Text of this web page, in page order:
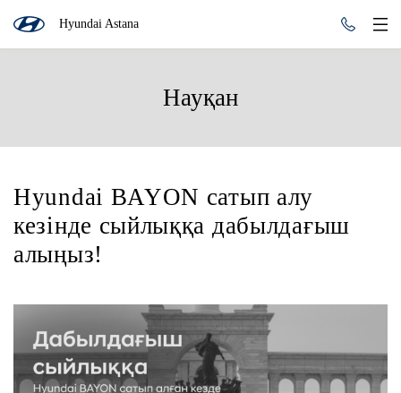
Hyundai Astana
Науқан
Hyundai BAYON сатып алу
кезінде сыйлыққа дабылдағыш
алыңыз!